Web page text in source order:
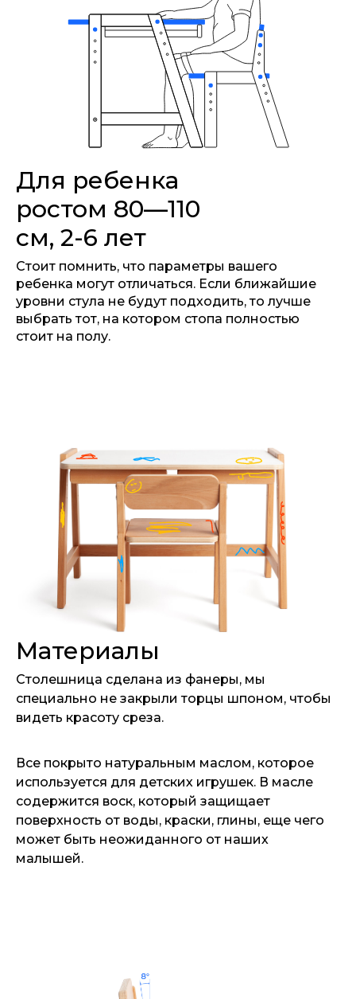
Для ребенка
ростом 80—110
см, 2-6 лет
Стоит помнить, что параметры вашего
ребенка могут отличаться. Если ближайшие
уровни стула не будут подходить, то лучше
выбрать тот, на котором стопа полностью
стоит на полу.
Материалы
Столешница сделана из фанеры, мы
специально не закрыли торцы шпоном, чтобы
видеть красоту среза.
Все покрыто натуральным маслом, которое
используется для детских игрушек. В масле
содержится воск, который защищает
поверхность от воды, краски, глины, еще чего
может быть неожиданного от наших
малышей.